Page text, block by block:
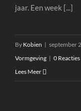
jaar. Een week [...]
By Kobien | september
Vormgeving | 0 Reacties
Lees Meer